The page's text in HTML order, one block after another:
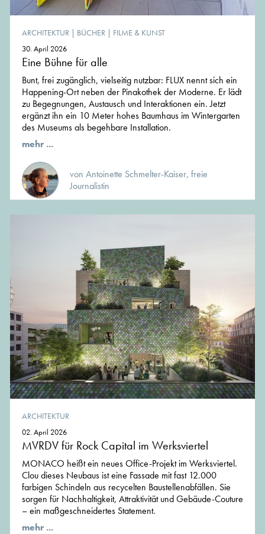
ARCHITEKTUR | BÜCHER | FILME & KUNST
30. April 2026
Eine Bühne für alle
Bunt, frei zugänglich, vielseitig nutzbar: FLUX nennt sich ein
Happening-Ort neben der Pinakothek der Moderne. Er lädt
zu Begegnungen, Austausch und Interaktionen ein. Jetzt
ergänzt ihn ein 10 Meter hohes Baumhaus im Wintergarten
des Museums als begehbare Installation.
mehr ...
von Antoinette Schmelter-Kaiser, freie
Journalistin
ARCHITEKTUR
02. April 2026
MVRDV für Rock Capital im Werksviertel
MONACO heißt ein neues Office-Projekt im Werksviertel.
Clou dieses Neubaus ist eine Fassade mit fast 12.000
farbigen Schindeln aus recycelten Baustellenabfällen. Sie
sorgen für Nachhaltigkeit, Attraktivität und Gebäude-Couture
– ein maßgeschneidertes Statement.
mehr ...